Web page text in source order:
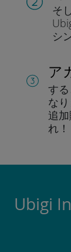
そ
シ
ア
す
なり
追加
れ！
Ubigi